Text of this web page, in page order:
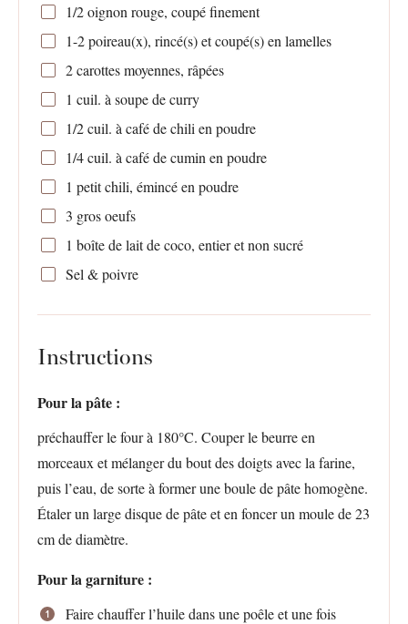
1/2oignon rouge, coupé finement
1-2poireau(x), rincé(s) et coupé(s) en lamelles
2carottes moyennes, râpées
1 cuil. à soupe de curry
1/2cuil. à café de chili en poudre
1/4cuil. à café de cumin en poudre
1 petit chili, émincé en poudre
3 gros oeufs
1 boîte de lait de coco, entier et non sucré
Sel & poivre
Instructions
Pour la pâte :
préchauffer le four à 180°C. Couper le beurre en
morceaux et mélanger du bout des doigts avec la farine,
puis l’eau, de sorte à former une boule de pâte homogène.
Étaler un large disque de pâte et en foncer un moule de 23
cm de diamètre.
Pour la garniture :
Faire chauffer l’huile dans une poêle et une fois